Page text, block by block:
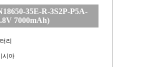
35E-R-3S2P-P5A-
7000mAh)
리
시아